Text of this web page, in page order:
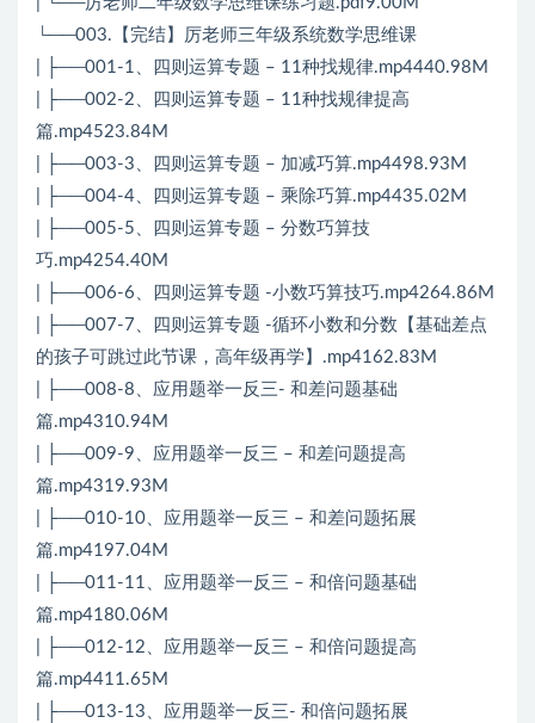
└──003.【完结】厉老师三年级系统数学思维课
| ├──001-1、四则运算专题 – 11种找规律.mp4440.98M
| ├──002-2、四则运算专题 – 11种找规律提高
篇.mp4523.84M
| ├──003-3、四则运算专题 – 加减巧算.mp4498.93M
| ├──004-4、四则运算专题 – 乘除巧算.mp4435.02M
| ├──005-5、四则运算专题 – 分数巧算技
巧.mp4254.40M
| ├──006-6、四则运算专题 -小数巧算技巧.mp4264.86M
| ├──007-7、四则运算专题 -循环小数和分数【基础差点
的孩子可跳过此节课，高年级再学】.mp4162.83M
| ├──008-8、应用题举一反三- 和差问题基础
篇.mp4310.94M
| ├──009-9、应用题举一反三 – 和差问题提高
篇.mp4319.93M
| ├──010-10、应用题举一反三 – 和差问题拓展
篇.mp4197.04M
| ├──011-11、应用题举一反三 – 和倍问题基础
篇.mp4180.06M
| ├──012-12、应用题举一反三 – 和倍问题提高
篇.mp4411.65M
| ├──013-13、应用题举一反三- 和倍问题拓展